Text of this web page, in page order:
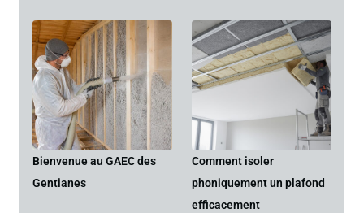
Bienvenue au GAEC des
Gentianes
Comment isoler
phoniquement un plafond
efficacement